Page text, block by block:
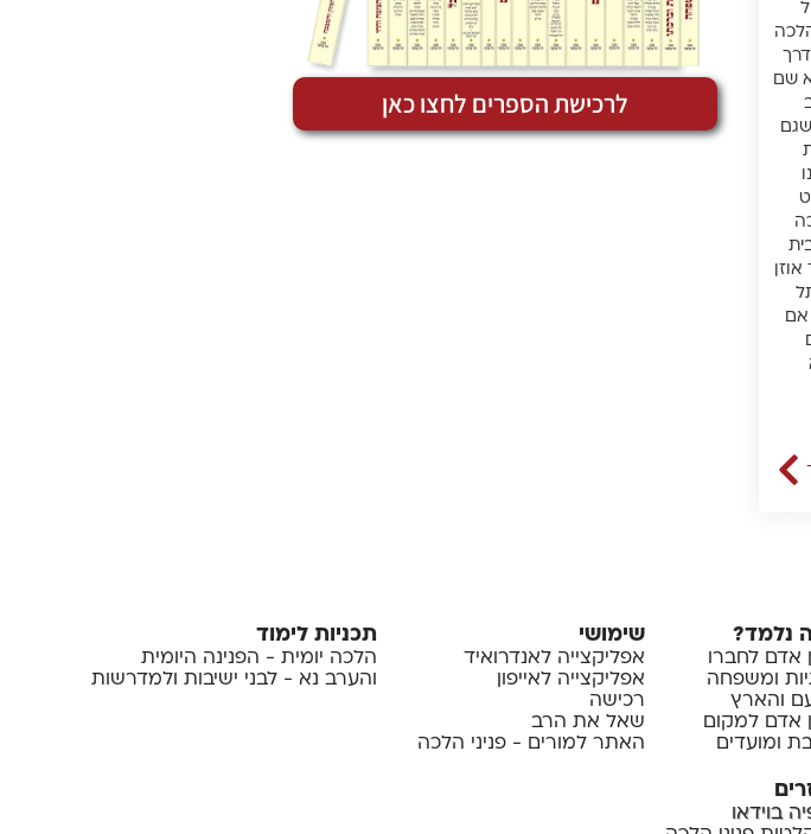
שם
אם
לרכישת הספרים לחצו כאן
נלמד?
אדם לחברו
ומשפחה
והארץ
אדם למקום
ומועדים
שימושי
אפליקצייה לאנדרואיד
אפליקצייה לאייפון
רכישה
שאל את הרב
האתר למורים - פניני הלכה
תכניות לימוד
הלכה יומית - הפנינה היומית
והערב נא - לבני ישיבות ולמדרשות
בוידאו